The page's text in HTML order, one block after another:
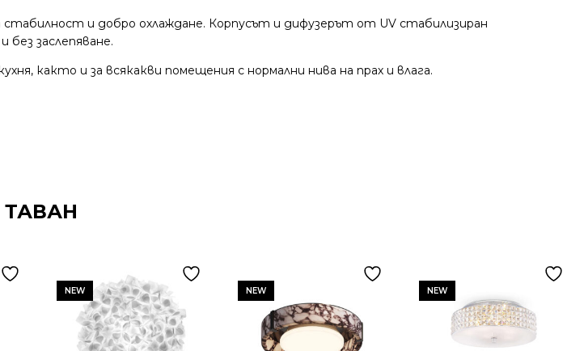
и добро охлаждане. Корпусът и дифузерът от UV стабилизиран
заслепяване.
както и за всякакви помещения с нормални нива на прах и влага.
NEW NEW NEW